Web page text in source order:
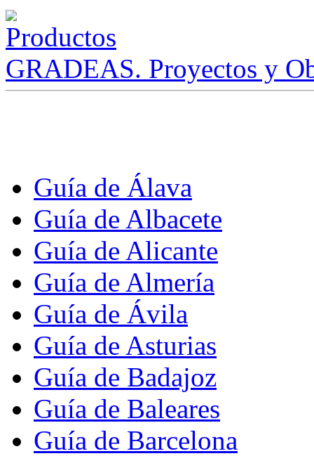
GRADEAS. Proyectos y
Guía de Álava
Guía de Albacete
Guía de Alicante
Guía de Almería
Guía de Ávila
Guía de Asturias
Guía de Badajoz
Guía de Baleares
Guía de Barcelona